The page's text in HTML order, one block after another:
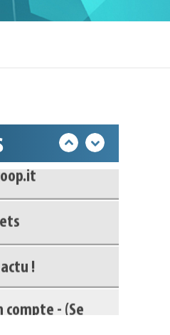
!
compte - (Se
!
compte - (Se